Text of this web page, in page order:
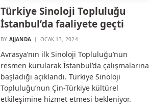
Türkiye Sinoloji Topluluğu
İstanbul’da faaliyete geçti
BY AJJANDA OCAK 13, 2024
Avrasya’nın ilk Sinoloji Topluluğu’nun
resmen kurularak İstanbul’da çalışmalarına
başladığı açıklandı. Türkiye Sinoloji
Topluluğu’nun Çin-Türkiye kültürel
etkileşimine hizmet etmesi bekleniyor.